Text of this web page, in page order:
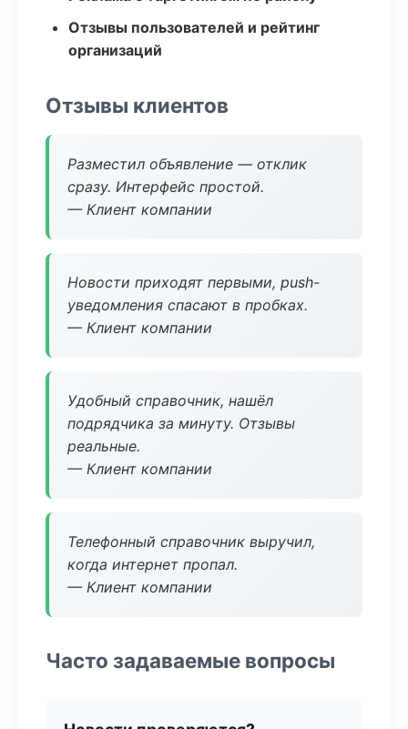
Отзывы пользователей и рейтинг
организаций
Отзывы клиентов
Разместил объявление — отклик
сразу. Интерфейс простой.
— Клиент компании
Новости приходят первыми, push-
уведомления спасают в пробках.
— Клиент компании
Удобный справочник, нашёл
подрядчика за минуту. Отзывы
реальные.
— Клиент компании
Телефонный справочник выручил,
когда интернет пропал.
— Клиент компании
Часто задаваемые вопросы